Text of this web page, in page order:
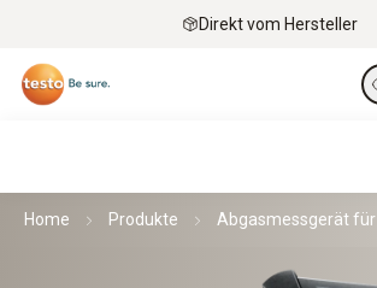
Direkt vom Hersteller
Home Produkte Abgasmessgerät